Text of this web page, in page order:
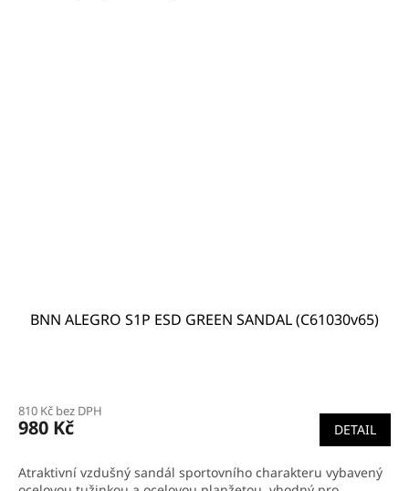
BNN ALEGRO S1P ESD GREEN SANDAL (C61030v65)
810 Kč bez DPH
980 Kč DETAIL
Atraktivní vzdušný sandál sportovního charakteru vybavený